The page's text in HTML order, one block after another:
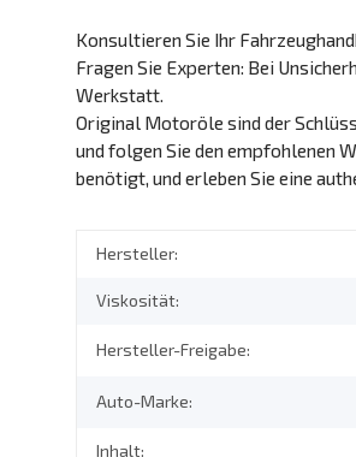
Konsultieren Sie Ihr
Fragen Sie Experten: Bei
Werkstatt.
Original Motoröle sind der
und folgen Sie den empfohlenen
benötigt, und erleben Sie eine
Hersteller:
Viskosität:
Hersteller-Freigabe:
Auto-Marke:
Inhalt: